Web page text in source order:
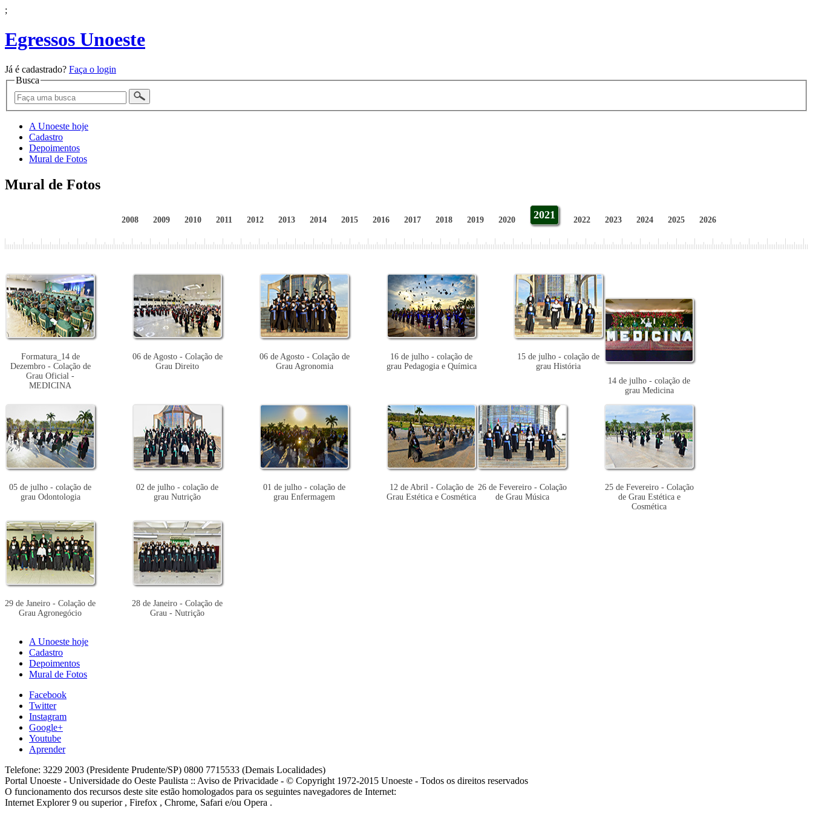
;
Egressos Unoeste
Já é cadastrado? Faça o login
Busca
A Unoeste hoje
Cadastro
Depoimentos
Mural de Fotos
Mural de Fotos
2008 2009 2010 2011 2012 2013 2014 2015 2016 2017 2018 2019 2020 2021 2022 2023 2024 2025 2026
Formatura_14 de
Dezembro - Colação de
Grau Oficial -
MEDICINA
06 de Agosto - Colação de
Grau Direito
06 de Agosto - Colação de
Grau Agronomia
16 de julho - colação de
grau Pedagogia e Química
15 de julho - colação de
grau História
14 de julho - colação de
grau Medicina
05 de julho - colação de
grau Odontologia
02 de julho - colação de
grau Nutrição
01 de julho - colação de
grau Enfermagem
12 de Abril - Colação de
Grau Estética e Cosmética
26 de Fevereiro - Colação
de Grau Música
25 de Fevereiro - Colação
de Grau Estética e
Cosmética
29 de Janeiro - Colação de
Grau Agronegócio
28 de Janeiro - Colação de
Grau - Nutrição
A Unoeste hoje
Cadastro
Depoimentos
Mural de Fotos
Facebook
Twitter
Instagram
Google+
Youtube
Aprender
Telefone: 3229 2003 (Presidente Prudente/SP) 0800 7715533 (Demais Localidades)
Portal Unoeste - Universidade do Oeste Paulista :: Aviso de Privacidade - © Copyright 1972-2015 Unoeste - Todos os direitos reservados
O funcionamento dos recursos deste site estão homologados para os seguintes navegadores de Internet:
Internet Explorer 9 ou superior , Firefox , Chrome, Safari e/ou Opera .